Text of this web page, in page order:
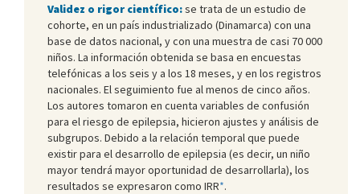
Validez o rigor científico:se trata de un estudio de
cohorte, en un país industrializado (Dinamarca) con una
base de datos nacional, y con una muestra de casi 70 000
niños. La información obtenida se basa en encuestas
telefónicas a los seis y a los 18 meses, y en los registros
nacionales. El seguimiento fue al menos de cinco años.
Los autores tomaron en cuenta variables de confusión
para el riesgo de epilepsia, hicieron ajustes y análisis de
subgrupos. Debido a la relación temporal que puede
existir para el desarrollo de epilepsia (es decir, un niño
mayor tendrá mayor oportunidad de desarrollarla), los
resultados se expresaron como IRR*.